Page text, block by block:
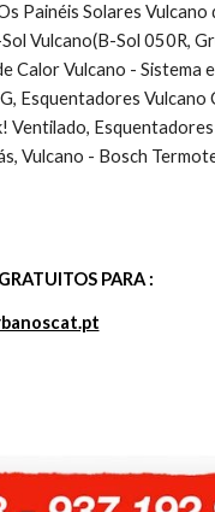
Painéis Solares
Vulcano(B-Sol 050R,
Vulcano -
Esquentadores
Vulcano - Bosch
PARA :